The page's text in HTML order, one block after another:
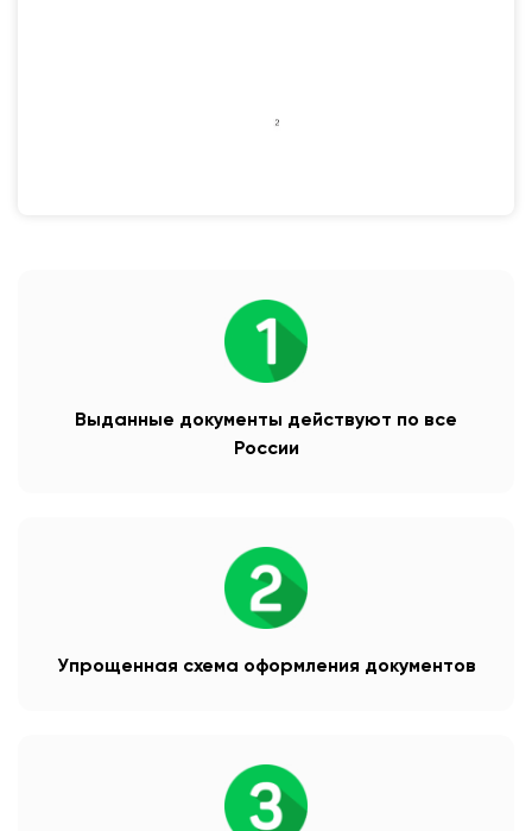
Выданные документы действуют по все
России
Упрощенная схема оформления документов